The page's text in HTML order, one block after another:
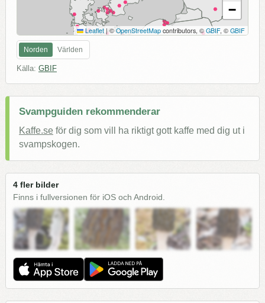
−
Leaflet |©OpenStreetMap contributors, ©GBIF, © GBIF
Norden Världen
Källa: GBIF
Svampguiden rekommenderar
Kaffe.se för dig som vill ha riktigt gott kaffe med dig ut i
svampskogen.
4 fler bilder
Finns i fullversionen för iOS och Android.